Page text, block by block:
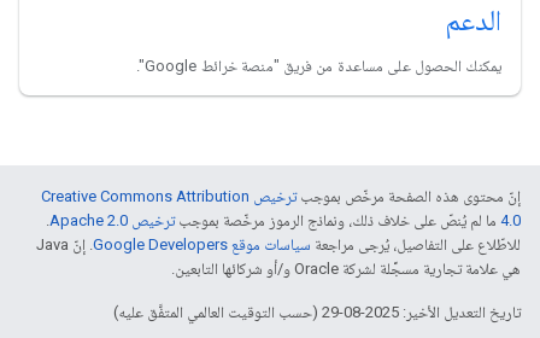
الدعم
يمكنك الحصول على مساعدة من فريق "منصة خرائط Google".
إنّ محتوى هذه الصفحة مرخّص بموجب
ترخيص Creative Commons Attribution
4.0‏ ما لم يُنصّ على خلاف ذلك، ونماذج الرموز مرخّصة بموجبترخيص Apache 2.0‏
للاطّلاع على التفاصيل، يُرجى مراجعة سياسات موقع Google Developers‏
. إنّ Java
هي علامة تجارية مسجَّلة لشركة Oracle و/أو شركائها التابعين.
تاريخ التعديل الأخير: 2025-08-29 (حسب التوقيت العالمي المتفَّق عليه)